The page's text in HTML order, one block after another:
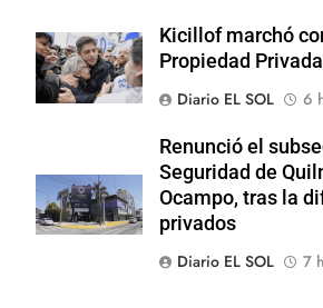
Kicillof marchó
Propiedad
Diario EL SOL
6
Renunció el
Seguridad de
Ocampo, tras la
privados
Diario EL SOL
7